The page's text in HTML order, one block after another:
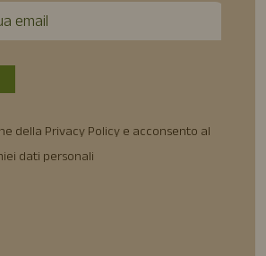
della Privacy Policy e acconsento al
dati personali